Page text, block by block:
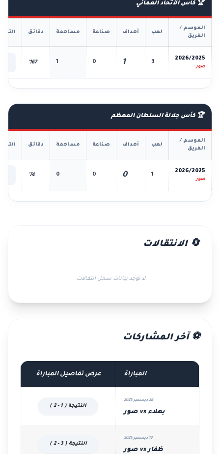
🏆 كأس الأتحاد العماني
الموسم /
الفريق
لعب أهداف صناعة مساهمة دقائق
2026/2025
صور
3
1
0
1
167'
🏆 كأس جلالة السلطان المعظم
الموسم /
الفريق
لعب أهداف صناعة مساهمة دقائق
2026/2025
صور
1
0
0
0
74'
🔄 الانتقالات
لا توجد بيانات سجل انتقالات.
⚽ آخر المشاركات
المباراة عرض تفاصيل المباراة
28 ديسمبر 2025
بهلاء vs صور
النتيجة ( 1 - 2 )
13 ديسمبر 2025
ظفار vs صور
النتيجة ( 3 - 2 )